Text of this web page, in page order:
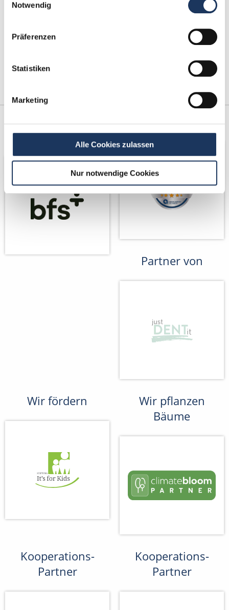
Notwendig
Präferenzen
Statistiken
Marketing
Alle Cookies zulassen
Nur notwendige Cookies
Kooperations-
Partner
Netzwerk-Partner
Partner von
Wir fördern
Wir pflanzen
Bäume
Kooperations-
Partner
Kooperations-
Partner